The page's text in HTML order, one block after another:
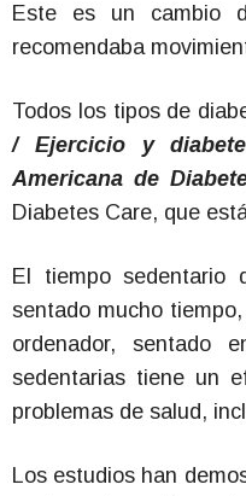
Este es un cambio
recomendaba
Todos los tipos de
/ Ejercicio y
Americana de
Diabetes Care, que
El tiempo sedentario
sentado mucho
ordenador,
sedentarias tiene un
problemas de salud,
Los estudios han